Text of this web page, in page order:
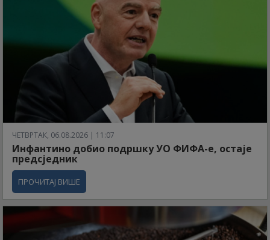
ЧЕТВРТАК, 06.08.2026 | 11:07
Инфантино добио подршку УО ФИФА-е, остаје
предсједник
ПРОЧИТАЈ ВИШЕ